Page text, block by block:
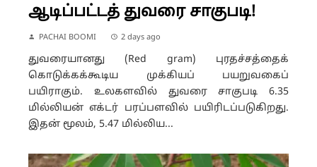
ஆடிப்பட்டத் துவரை சாகுபடி!
PACHAI BOOMI 2 days ago
துவரையானது (Red gram) புரதச்சத்தைக்
கொடுக்கக்கூடிய முக்கியப் பயறுவகைப்
பயிராகும். உலகளவில் துவரை சாகுபடி 6.35
மில்லியன் எக்டர் பரப்பளவில் பயிரிடப்படுகிறது.
இதன் மூலம், 5.47 மில்லிய...